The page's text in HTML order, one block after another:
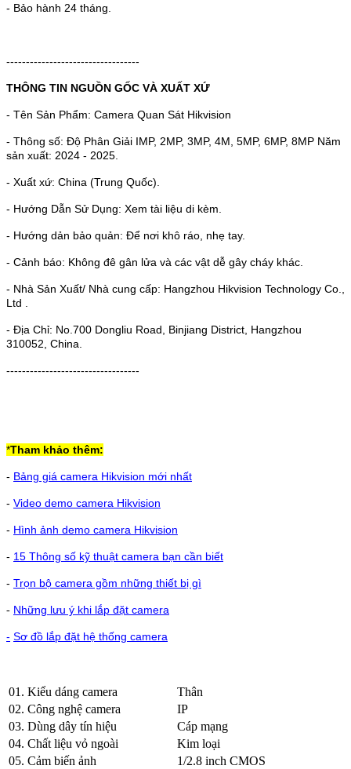
- Bảo hành 24 tháng.
----------------------------------
THÔNG TIN NGUỒN GỐC VÀ XUẤT XỨ
- Tên Sản Phẩm: Camera Quan Sát Hikvision
- Thông số: Độ Phân Giải IMP, 2MP, 3MP, 4M, 5MP, 6MP, 8MP Năm
sản xuất: 2024 - 2025.
- Xuất xứ: China (Trung Quốc).
- Hướng Dẫn Sử Dụng: Xem tài liệu di kèm.
- Hướng dản bảo quản: Để nơi khô ráo, nhẹ tay.
- Cảnh báo: Không đê gân lửa và các vật dễ gây cháy khác.
- Nhà Sản Xuất/ Nhà cung cấp: Hangzhou Hikvision Technology Co.,
Ltd .
- Địa Chỉ: No.700 Dongliu Road, Binjiang District, Hangzhou
310052, China.
----------------------------------
*Tham khảo thêm:
- Bảng giá camera Hikvision mới nhất
- Video demo camera Hikvision
- Hình ảnh demo camera Hikvision
- 15 Thông số kỹ thuật camera bạn cần biết
- Trọn bộ camera gồm những thiết bị gì
- Những lưu ý khi lắp đặt camera
- Sơ đồ lắp đặt hệ thống camera
01. Kiểu dáng camera
Thân
02. Công nghệ camera
IP
03. Dùng dây tín hiệu
Cáp mạng
04. Chất liệu vỏ ngoài
Kim loại
05. Cảm biến ảnh
1/2.8 inch CMOS